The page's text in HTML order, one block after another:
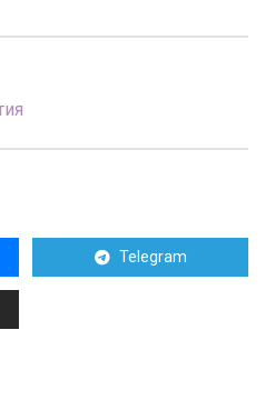
Telegram